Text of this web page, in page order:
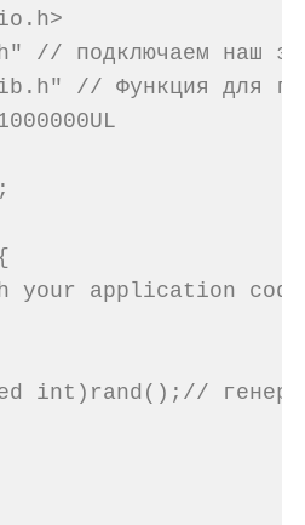
подключаем наш
// Функция для
your application
int)rand();//